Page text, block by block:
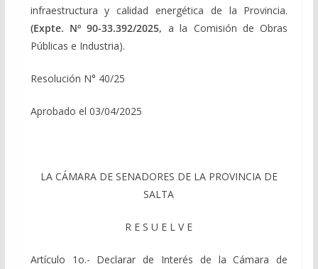
infraestructura y calidad energética de la Provincia.
(Expte. Nº 90-33.392/2025, a la Comisión de Obras
Públicas e Industria).
Resolución N° 40/25
Aprobado el 03/04/2025
LA CÁMARA DE SENADORES DE LA PROVINCIA DE
SALTA
R E S U E L V E
Artículo 1o.- Declarar de Interés de la Cámara de